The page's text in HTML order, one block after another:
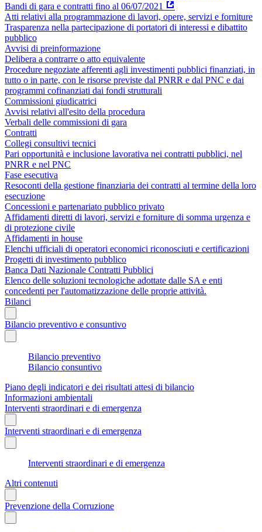
Bandi di gara e contratti fino al 06/07/2021
Atti relativi alla programmazione di lavori, opere, servizi e forniture
Trasparenza nella partecipazione di portatori di interessi e dibattito
pubblico
Avvisi di preinformazione
Delibera a contrarre o atto equivalente
Procedure negoziate afferenti agli investimenti pubblici finanziati, in
tutto o in parte, con le risorse previste dal PNRR e dal PNC e dai
programmi cofinanziati dai fondi strutturali
Commissioni giudicatrici
Avvisi relativi all'esito della procedura
Verbali delle commissioni di gara
Contratti
Collegi consultivi tecnici
Pari opportunità e inclusione lavorativa nei contratti pubblici, nel
PNRR e nel PNC
Fase esecutiva
Resoconti della gestione finanziaria dei contratti al termine della loro
esecuzione
Concessioni e partenariato pubblico privato
Affidamenti diretti di lavori, servizi e forniture di somma urgenza e
di protezione civile
Affidamenti in house
Elenchi ufficiali di operatori economici riconosciuti e certificazioni
Progetti di investimento pubblico
Banca Dati Nazionale Contratti Pubblici
Elenco delle soluzioni tecnologiche adottate dalle SA e enti
concedenti per l'automatizzazione delle proprie attività.
Bilanci
Bilancio preventivo e consuntivo
Bilancio preventivo
Bilancio consuntivo
Piano degli indicatori e dei risultati attesi di bilancio
Informazioni ambientali
Interventi straordinari e di emergenza
Interventi straordinari e di emergenza
Interventi straordinari e di emergenza
Altri contenuti
Prevenzione della Corruzione